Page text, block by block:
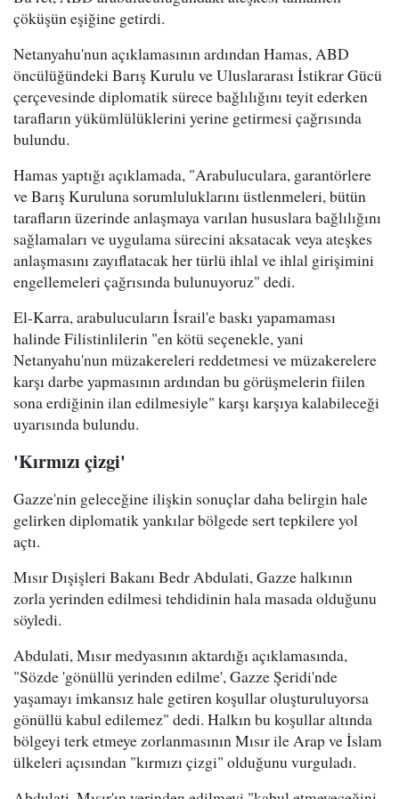
çöküşün eşiğine getirdi.
Netanyahu'nun açıklamasının ardından Hamas, ABD
öncülüğündeki Barış Kurulu ve Uluslararası İstikrar Gücü
çerçevesinde diplomatik sürece bağlılığını teyit ederken
tarafların yükümlülüklerini yerine getirmesi çağrısında
bulundu.
Hamas yaptığı açıklamada, "Arabuluculara, garantörlere
ve Barış Kuruluna sorumluluklarını üstlenmeleri, bütün
tarafların üzerinde anlaşmaya varılan hususlara bağlılığını
sağlamaları ve uygulama sürecini aksatacak veya ateşkes
anlaşmasını zayıflatacak her türlü ihlal ve ihlal girişimini
engellemeleri çağrısında bulunuyoruz" dedi.
El-Karra, arabulucuların İsrail'e baskı yapamaması
halinde Filistinlilerin "en kötü seçenekle, yani
Netanyahu'nun müzakereleri reddetmesi ve müzakerelere
karşı darbe yapmasının ardından bu görüşmelerin fiilen
sona erdiğinin ilan edilmesiyle" karşı karşıya kalabileceği
uyarısında bulundu.
'Kırmızı çizgi'
Gazze'nin geleceğine ilişkin sonuçlar daha belirgin hale
gelirken diplomatik yankılar bölgede sert tepkilere yol
açtı.
Mısır Dışişleri Bakanı Bedr Abdulati, Gazze halkının
zorla yerinden edilmesi tehdidinin hala masada olduğunu
söyledi.
Abdulati, Mısır medyasının aktardığı açıklamasında,
"Sözde 'gönüllü yerinden edilme', Gazze Şeridi'nde
yaşamayı imkansız hale getiren koşullar oluşturuluyorsa
gönüllü kabul edilemez" dedi. Halkın bu koşullar altında
bölgeyi terk etmeye zorlanmasının Mısır ile Arap ve İslam
ülkeleri açısından "kırmızı çizgi" olduğunu vurguladı.